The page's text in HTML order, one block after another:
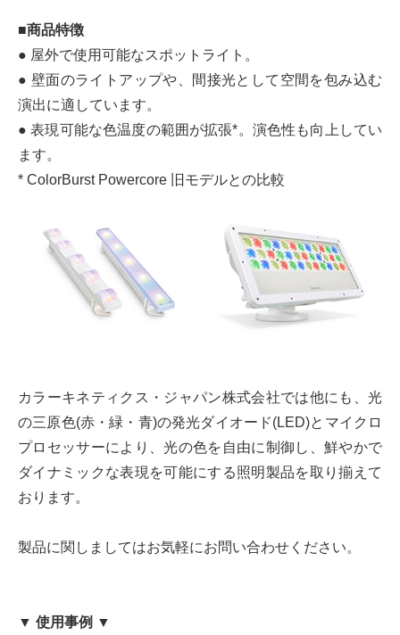
■商品特徴
● 屋外で使用可能なスポットライト。
● 壁面のライトアップや、間接光として空間を包み込む
演出に適しています。
● 表現可能な色温度の範囲が拡張*。演色性も向上してい
ます。
* ColorBurst Powercore 旧モデルとの比較
カラーキネティクス・ジャパン株式会社では他にも、光
の三原色(赤・緑・青)の発光ダイオード(LED)とマイクロ
プロセッサーにより、光の色を自由に制御し、鮮やかで
ダイナミックな表現を可能にする照明製品を取り揃えて
おります。
製品に関しましてはお気軽にお問い合わせください。
▼ 使用事例 ▼